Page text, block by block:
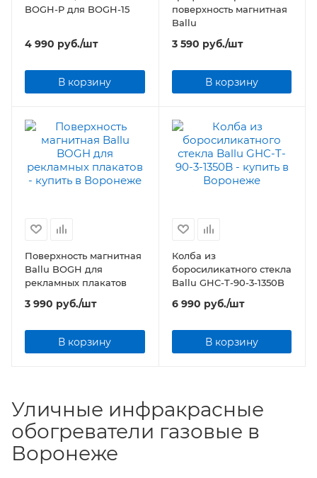
BOGH-P для BOGH-15
4 990 руб./шт
В корзину
поверхность магнитная
Ballu
3 590 руб./шт
В корзину
Поверхность магнитная
Ballu BOGH для
рекламных плакатов
3 990 руб./шт
В корзину
Колба из
боросиликатного стекла
Ballu GHC-T-90-3-1350B
6 990 руб./шт
В корзину
Уличные инфракрасные
обогреватели газовые в
Воронеже